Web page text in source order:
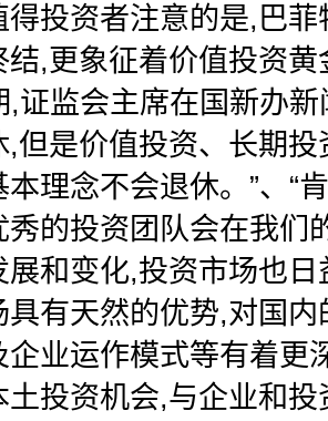
得投资者注意的是,巴
结,更象征着价值投资
,证监会主席在国新办
,但是价值投资、长期
理念不会退休。”、“
秀的投资团队会在我们
展和变化,投资市场也
具有天然的优势,对国
企业运作模式等有着更
土投资机会,与企业和